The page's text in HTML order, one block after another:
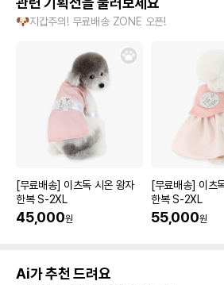
🐶지갑주의! 무료배송 ZONE 오픈!
[무료배송] 이츠독 시온 왕자
한복 S-2XL
45,000원
[무료배송] 이츠
한복 S-2XL
55,000원
Ai가 추천 드려요